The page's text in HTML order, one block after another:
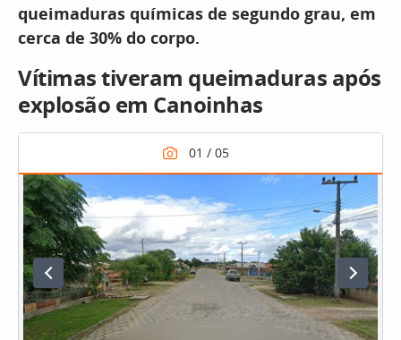
queimaduras químicas de segundo grau, em
cerca de 30% do corpo.
Vítimas tiveram queimaduras após
explosão em Canoinhas